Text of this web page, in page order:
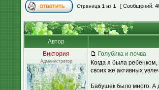
Страница 1 из 1 [ Сообщений:
Автор
Виктория
Администратор
Голубика и почва
Когда я была
своих же активных
Бабушек было много. А